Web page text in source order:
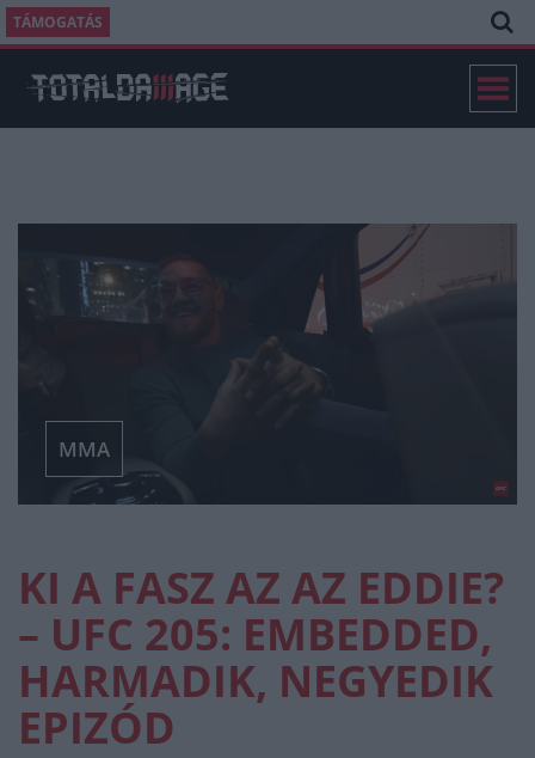
TÁMOGATÁS
MMA
KI A FASZ AZ AZ EDDIE?
– UFC 205: EMBEDDED,
HARMADIK, NEGYEDIK
EPIZÓD